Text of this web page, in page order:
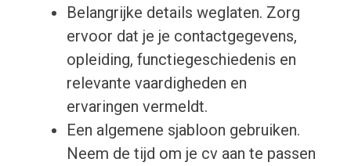
Belangrijke details weglaten. Zorg
ervoor dat je je contactgegevens,
opleiding, functiegeschiedenis en
relevante vaardigheden en
ervaringen vermeldt.
Een algemene sjabloon gebruiken.
Neem de tijd om je cv aan te passen